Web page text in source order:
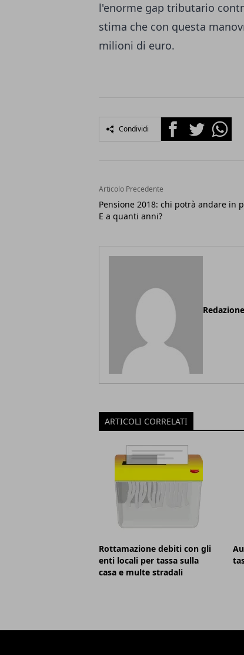
l'enorme gap tributario
stima che con questa
milioni di euro.
Condividi FacebookTwitter
Articolo Precedente
Pensione 2018: chi potrà andare in
E a quanti anni?
Redazione
ARTICOLI CORRELATI
Rottamazione debiti con gli
enti locali per tassa sulla
casa e multe stradali